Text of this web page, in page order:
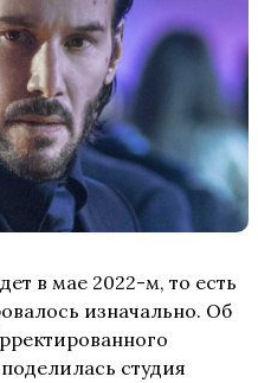
в мае 2022-м, то есть
изначально. Об
студия